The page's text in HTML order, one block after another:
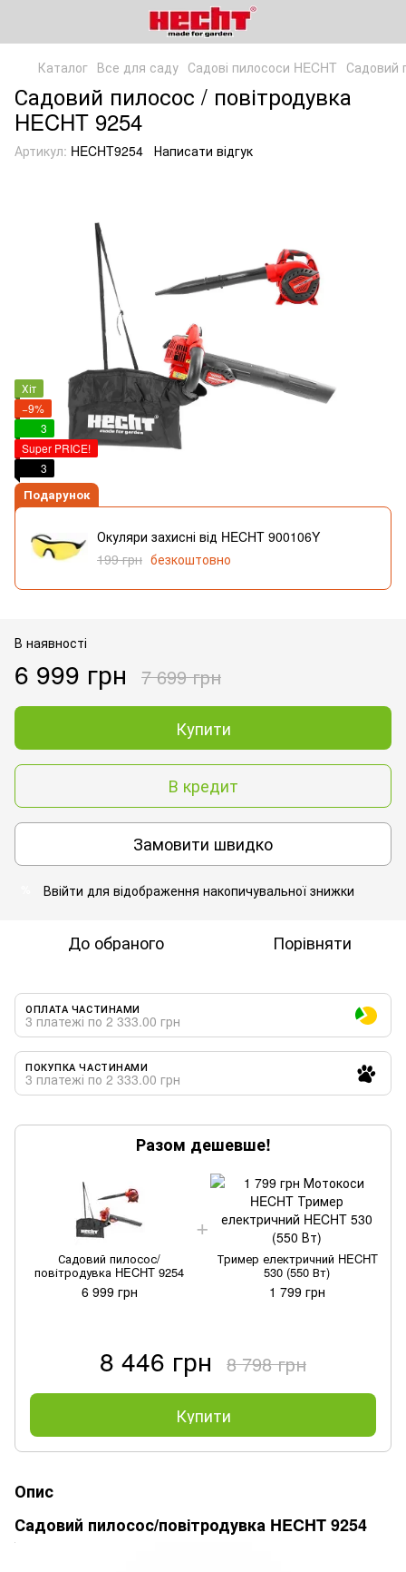
Каталог Все для саду Садові пилососи HECHT Садовий
Садовий пилосос / повітродувка
HECHT 9254
Артикул: HECHT9254 Написати відгук
Хіт
−9%
3
Super PRICE!
3
Подарунок
Окуляри захисні від HECHT 900106Y
199 грн безкоштовно
В наявності
6 999 грн 7 699 грн
Купити
В кредит
Замовити швидко
Ввійти для відображення накопичувальної знижки
До обраного Порівняти
ОПЛАТА ЧАСТИНАМИ
3 платежі по 2 333.00 грн
ПОКУПКА ЧАСТИНАМИ
3 платежі по 2 333.00 грн
Разом дешевше!
Садовий пилосос/
повітродувка HECHT 9254
6 999 грн
Тример електричний HECHT
530 (550 Вт)
1 799 грн
8 446 грн 8 798 грн
Купити
Опис
Садовий пилосос/повітродувка HECHT 9254